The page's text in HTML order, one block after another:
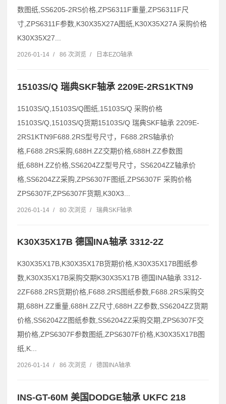
数图纸,SS6205-2RS价格,ZPS6311F重量,ZPS6311F尺
寸,ZPS6311F参数,K30X35X27A图纸,K30X35X27A 采购价格
K30X35X27...
2026-01-14 / 86 次浏览 / 日本EZO轴承
15103S/Q 瑞典SKF轴承 2209E-2RS1KTN9
15103S/Q,15103S/Q图纸,15103S/Q 采购价格
15103S/Q,15103S/Q货期15103S/Q 瑞典SKF轴承 2209E-
2RS1KTN9F688.2RS型号尺寸，F688.2RS轴承价
格,F688.2RS采购,688H.ZZ交期价格,688H.ZZ参数图
纸,688H.ZZ价格,SS6204ZZ型号尺寸，SS6204ZZ轴承价
格,SS6204ZZ采购,ZPS6307F图纸,ZPS6307F 采购价格
ZPS6307F,ZPS6307F货期,K30X3...
2026-01-14 / 80 次浏览 / 瑞典SKF轴承
K30X35X17B 德国INA轴承 3312-2Z
K30X35X17B,K30X35X17B货期价格,K30X35X17B图纸参
数,K30X35X17B采购交期K30X35X17B 德国INA轴承 3312-
2ZF688.2RS货期价格,F688.2RS图纸参数,F688.2RS采购交
期,688H.ZZ重量,688H.ZZ尺寸,688H.ZZ参数,SS6204ZZ货期
价格,SS6204ZZ图纸参数,SS6204ZZ采购交期,ZPS6307F交
期价格,ZPS6307F参数图纸,ZPS6307F价格,K30X35X17B图
纸,K...
2026-01-14 / 86 次浏览 / 德国INA轴承
INS-GT-60M 美国DODGE轴承 UKFC 218